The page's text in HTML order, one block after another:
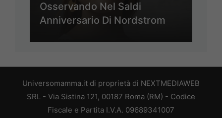
Osservando Nel Saldi
Anniversario Di Nordstrom
Universomamma.it di proprietà di NEXTMEDIAWEB
SRL - Via Sistina 121, 00187 Roma (RM) - Codice
Fiscale e Partita I.V.A. 09689341007